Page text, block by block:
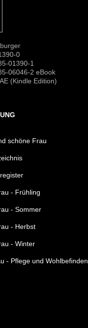
0
01390-1
06046-2 eBook
(Kindle Edition)
schöne Frau
- Frühling
- Sommer
- Herbst
- Winter
- Pflege und Wohlbefinden